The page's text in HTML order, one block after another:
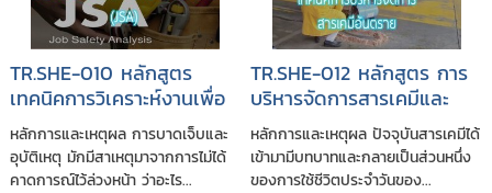
TR.SHE-010 หลักสูตร
เทคนิคการวิเคราะห์งานเพื่อ
ความปลอดภัย (JSA: Job
Safety Analysis)
หลักการและเหตุผล การบาดเจ็บและ
อุบัติเหตุ มักมีสาเหตุมาจากการไม่ได้
คาดการณ์ไว้ล่วงหน้า ว่าอะไร...
TR.SHE-012 หลักสูตร การ
บริหารจัดการสารเคมีและ
วัตถุอันตราย
หลักการและเหตุผล ปัจจุบันสารเคมีได้
เข้ามามีบทบาทและกลายเป็นส่วนหนึ่ง
ของการใช้ชีวิตประจำวันของ...